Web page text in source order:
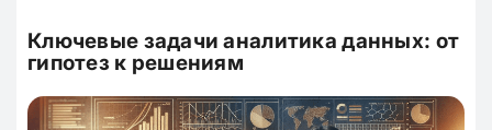
Ключевые задачи аналитика данных: от
гипотез к решениям